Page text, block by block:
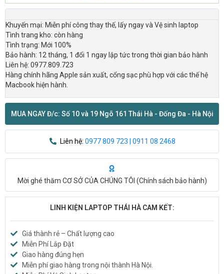
Khuyến mại: Miễn phí công thay thế, lấy ngay và Vệ sinh laptop
Tình trang kho: còn hàng
Tình trạng: Mới 100%
Bảo hành: 12 tháng, 1 đổi 1 ngay lập tức trong thời gian bảo hành
Liên hệ: 0977.809.723
Hàng chính hãng Apple sản xuất, cổng sạc phù hợp với các thế hệ
Macbook hiện hành.
MUA NGAY Đ/c: Số 10 và 19 Ngõ 161 Thái Hà - Đống Đa - Hà Nội
Liên hệ: 0977 809 723 | 0911 08 2468
Mời ghé thăm CƠ SỞ CỦA CHÚNG TÔI (Chính sách bảo hành)
LINH KIỆN LAPTOP THÁI HÀ CAM KẾT:
Giá thành rẻ – Chất lượng cao
Miễn Phí Lắp Đặt
Giao hàng đúng hẹn
Miễn phí giao hàng trong nội thành Hà Nội.